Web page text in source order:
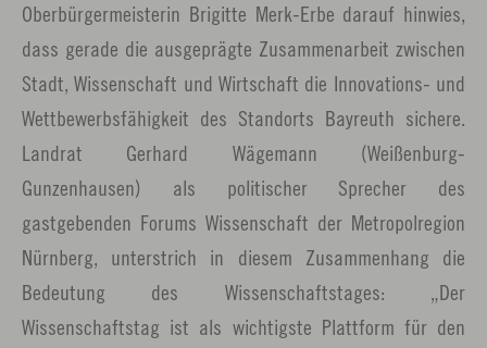
Oberbürgermeisterin Brigitte Merk-Erbe darauf hinwies,
dass gerade die ausgeprägte Zusammenarbeit zwischen
Stadt, Wissenschaft und Wirtschaft die Innovations- und
Wettbewerbsfähigkeit des Standorts Bayreuth sichere.
Landrat Gerhard Wägemann (Weißenburg-
Gunzenhausen) als politischer Sprecher des
gastgebenden Forums Wissenschaft der Metropolregion
Nürnberg, unterstrich in diesem Zusammenhang die
Bedeutung des Wissenschaftstages: „Der
Wissenschaftstag ist als wichtigste Plattform für den